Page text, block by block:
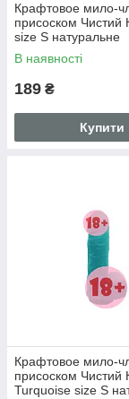
Крафтовое мило-
присоском Чистий
size S натуральне
В наявності
189 ₴
Купити
Крафтовое мило-
присоском Чистий
Turquoise size S